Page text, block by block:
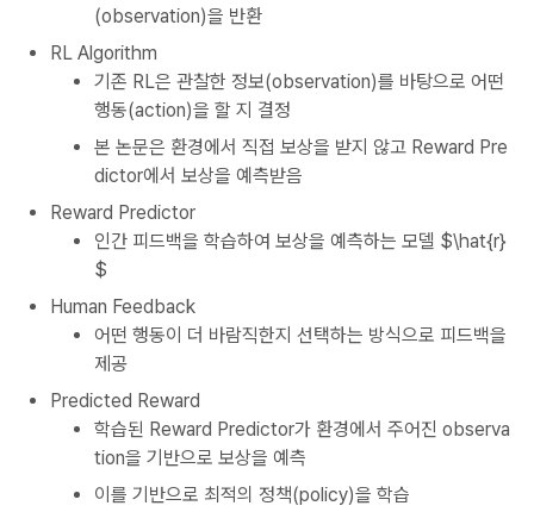
(observation)을 반환
RL Algorithm
기존 RL은 관찰한 정보(observation)를 바탕으로 어떤
행동(action)을 할 지 결정
본 논문은 환경에서 직접 보상을 받지 않고 Reward Pre
dictor에서 보상을 예측받음
Reward Predictor
인간 피드백을 학습하여 보상을 예측하는 모델 $\hat{r}
$
Human Feedback
어떤 행동이 더 바람직한지 선택하는 방식으로 피드백을
제공
Predicted Reward
학습된 Reward Predictor가 환경에서 주어진 observa
tion을 기반으로 보상을 예측
이를 기반으로 최적의 정책(policy)을 학습